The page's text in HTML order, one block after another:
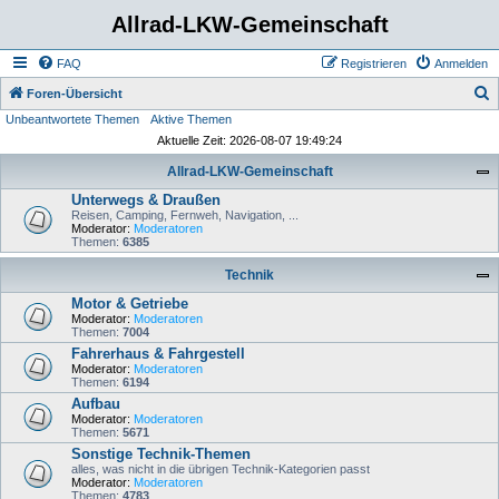
Allrad-LKW-Gemeinschaft
FAQ Anmelden
Registrieren
Foren-Übersicht
Unbeantwortete Themen
Aktive Themen
Aktuelle Zeit: 2026-08-07 19:49:24
Allrad-LKW-Gemeinschaft
Unterwegs & Draußen
Reisen, Camping, Fernweh, Navigation, ...
Moderator: Moderatoren
Themen: 6385
Technik
Motor & Getriebe
Moderator: Moderatoren
Themen: 7004
Fahrerhaus & Fahrgestell
Moderator: Moderatoren
Themen: 6194
Aufbau
Moderator: Moderatoren
Themen: 5671
Sonstige Technik-Themen
alles, was nicht in die übrigen Technik-Kategorien passt
Moderator: Moderatoren
Themen: 4783